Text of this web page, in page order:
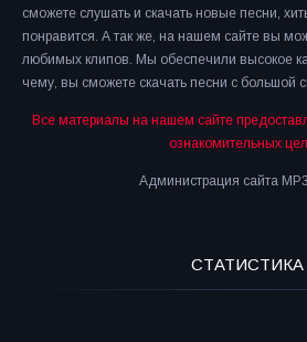
сможете слушать и скачать новые песни,
понравится. А так же, на нашем сайте вы
любимых клипов. Мы обеспечили высокое
чему, вы сможете скачать песни с большой
Все материалы на нашем сайте
ознакомительных
Администрация сайта
СТАТИСТИКА